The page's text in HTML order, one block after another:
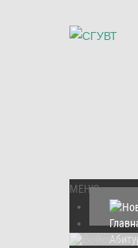
МЕНЮ